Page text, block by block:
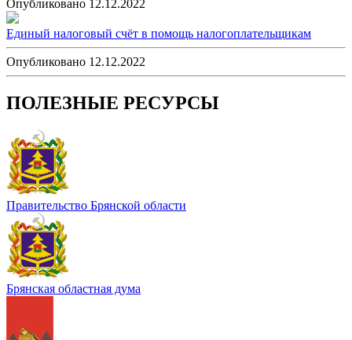
Опубликовано 12.12.2022
Единый налоговый счёт в помощь налогоплательщикам
Опубликовано 12.12.2022
ПОЛЕЗНЫЕ РЕСУРСЫ
Правительство Брянской области
Брянская областная дума